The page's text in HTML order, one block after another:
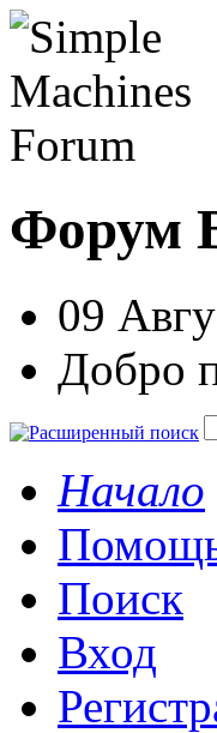
Форум
09
Добро
Начало
Поиск
Вход